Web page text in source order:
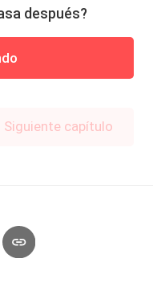
después?
Siguiente capítulo